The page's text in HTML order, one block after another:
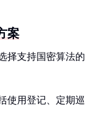
案
择支持国密算法的
使用登记、定期巡